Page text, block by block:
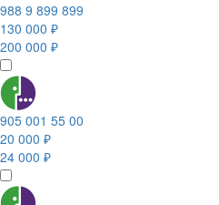
988 9 899 899
130 000 ₽
200 000 ₽
905 001 55 00
20 000 ₽
24 000 ₽